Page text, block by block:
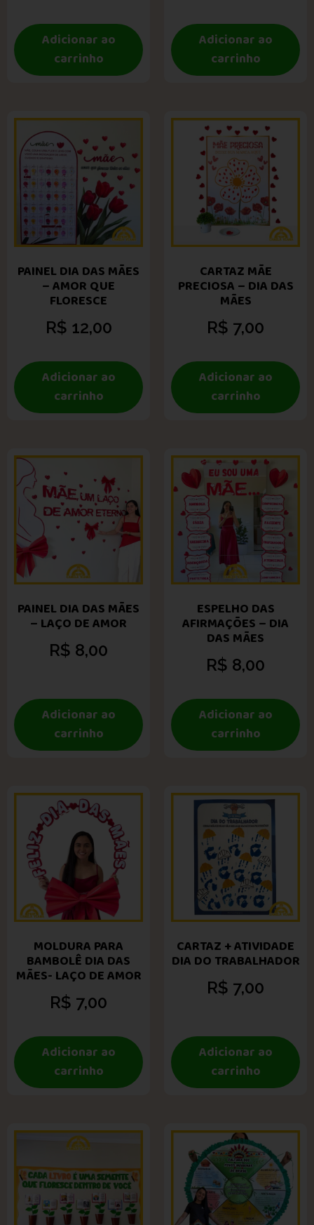
Adicionar ao
carrinho
Adicionar ao
carrinho
PAINEL DIA DAS MÃES
– AMOR QUE
FLORESCE
R$ 12,00
Adicionar ao
carrinho
CARTAZ MÃE
PRECIOSA – DIA DAS
MÃES
R$ 7,00
Adicionar ao
carrinho
PAINEL DIA DAS MÃES
– LAÇO DE AMOR
R$ 8,00
Adicionar ao
carrinho
ESPELHO DAS
AFIRMAÇÕES – DIA
DAS MÃES
R$ 8,00
Adicionar ao
carrinho
MOLDURA PARA
BAMBOLÊ DIA DAS
MÃES- LAÇO DE AMOR
R$ 7,00
Adicionar ao
carrinho
CARTAZ + ATIVIDADE
DIA DO TRABALHADOR
R$ 7,00
Adicionar ao
carrinho